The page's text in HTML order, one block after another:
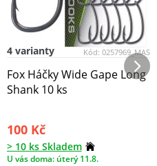
Kód: 0257969_MAS
4 varianty
Fox Háčky Wide Gape Long
Shank 10 ks
100 Kč
> 10 ks Skladem
U vás doma: úterý 11.8.